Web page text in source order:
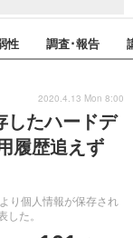
性 調査･報告
したハードデ
履歴追えず
り個人情報が保存され
た。
2020.4.13 Mon 8:00